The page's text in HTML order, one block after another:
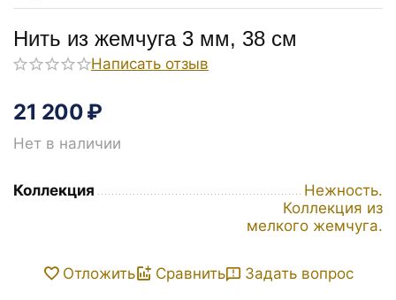
Нить из жемчуга 3 мм, 38 см
Написать отзыв
21 200₽
Нет в наличии
Коллекция
Нежность.
Коллекция из
мелкого жемчуга.
Отложить Сравнить Задать вопрос